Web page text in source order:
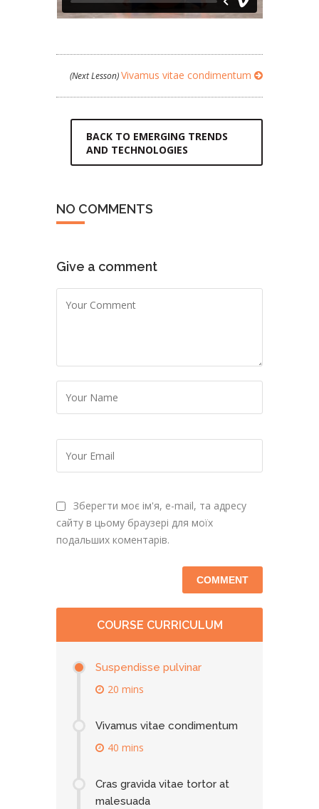
(Next Lesson)Vivamus vitae condimentum
BACK TO EMERGING TRENDS
AND TECHNOLOGIES
NO COMMENTS
Give a comment
Зберегти моє ім'я, e-mail, та адресу
сайту в цьому браузері для моїх
подальших коментарів.
COURSE CURRICULUM
Suspendisse pulvinar
20 mins
Vivamus vitae condimentum
40 mins
Cras gravida vitae tortor at
malesuada